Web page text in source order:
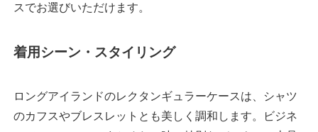
スでお選びいただけます。
着用シーン・スタイリング
ロングアイランドのレクタンギュラーケースは、シャツ
のカフスやブレスレットとも美しく調和します。ビジネ